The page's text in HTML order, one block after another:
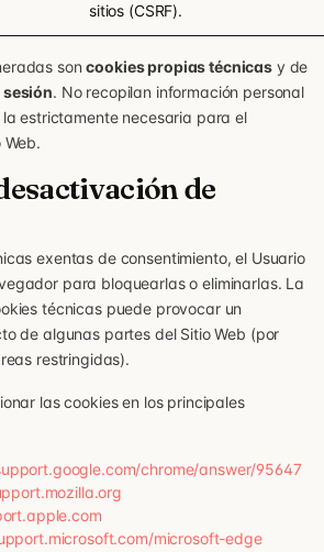
sitios (CSRF).
soncookies propias técnicas y de
. No recopilan información personal
estrictamente necesaria para el
de
exentas de consentimiento, el Usuario
para bloquearlas o eliminarlas. La
técnicas puede provocar un
de algunas partes del Sitio Web (por
restringidas).
las cookies en los principales
chrome/answer/95647
microsoft-edge